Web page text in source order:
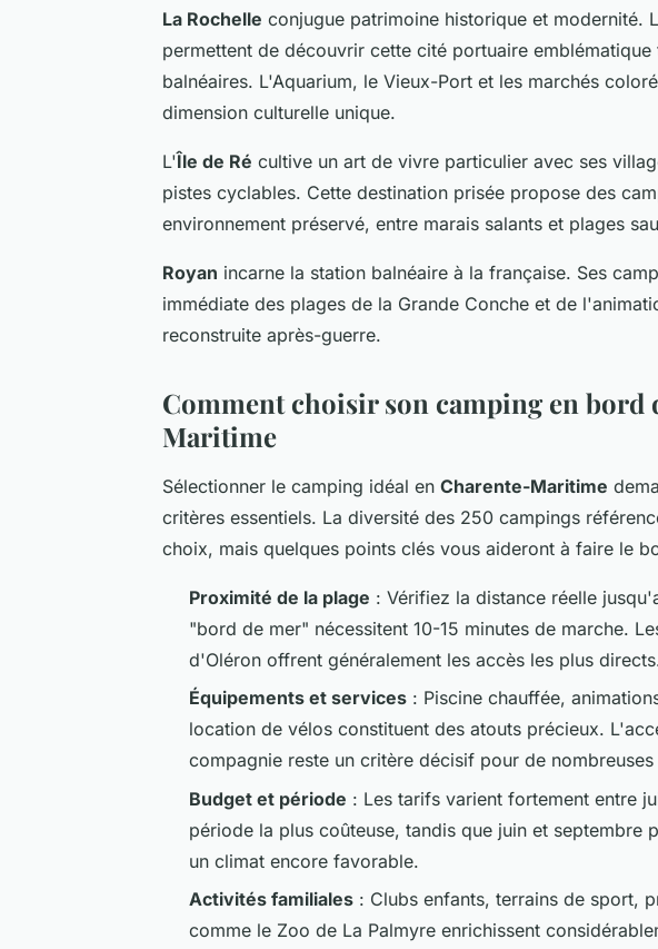
La Rochelle conjugue patrimoine historique et modernité.
permettent de découvrir cette cité portuaire
balnéaires. L'Aquarium, le Vieux-Port et les marchés
dimension culturelle unique.
L'Île de Ré cultive un art de vivre particulier avec ses
pistes cyclables. Cette destination prisée propose des
environnement préservé, entre marais salants et plages
Royan incarne la station balnéaire à la française. Ses
immédiate des plages de la Grande Conche et de
reconstruite après-guerre.
Comment choisir son camping en bord
Maritime
Sélectionner le camping idéal en Charente-Maritime
critères essentiels. La diversité des 250 campings
choix, mais quelques points clés vous aideront à faire le
Proximité de la plage : Vérifiez la distance réelle
"bord de mer" nécessitent 10-15 minutes de marche.
d'Oléron offrent généralement les accès les plus
Équipements et services : Piscine chauffée,
location de vélos constituent des atouts précieux.
compagnie reste un critère décisif pour de
Budget et période : Les tarifs varient fortement entre
période la plus coûteuse, tandis que juin et septembre
un climat encore favorable.
Activités familiales : Clubs enfants, terrains de sport,
comme le Zoo de La Palmyre enrichissent